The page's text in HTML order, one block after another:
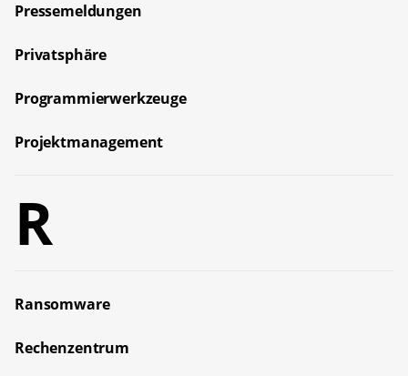
Pressemeldungen
Privatsphäre
Programmierwerkzeuge
Projektmanagement
R
Ransomware
Rechenzentrum